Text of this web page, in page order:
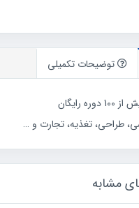
توضیحات تکمیلی
رایگان
طراحی، تغذیه، تجارت و …
مشابه